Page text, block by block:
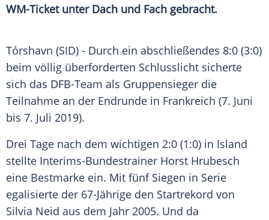
WM-Ticket unter Dach und Fach gebracht.
Tórshavn (SID) - Durch ein abschließendes 8:0 (3:0)
beim völlig überforderten Schlusslicht sicherte
sich das DFB-Team als Gruppensieger die
Teilnahme an der Endrunde in Frankreich (7. Juni
bis 7. Juli 2019).
Drei Tage nach dem wichtigen 2:0 (1:0) in Island
stellte Interims-Bundestrainer Horst Hrubesch
eine Bestmarke ein. Mit fünf Siegen in Serie
egalisierte der 67-Jährige den Startrekord von
Silvia Neid aus dem Jahr 2005. Und da